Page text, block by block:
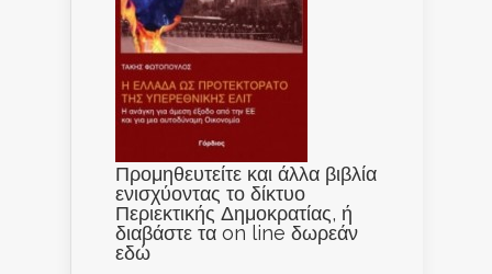
Προμηθευτείτε και άλλα βιβλία
ενισχύοντας το δίκτυο
Περιεκτικής Δημοκρατίας, ή
διαβάστε τα on line δωρεάν
εδώ